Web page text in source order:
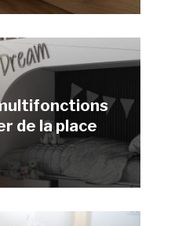
de la place